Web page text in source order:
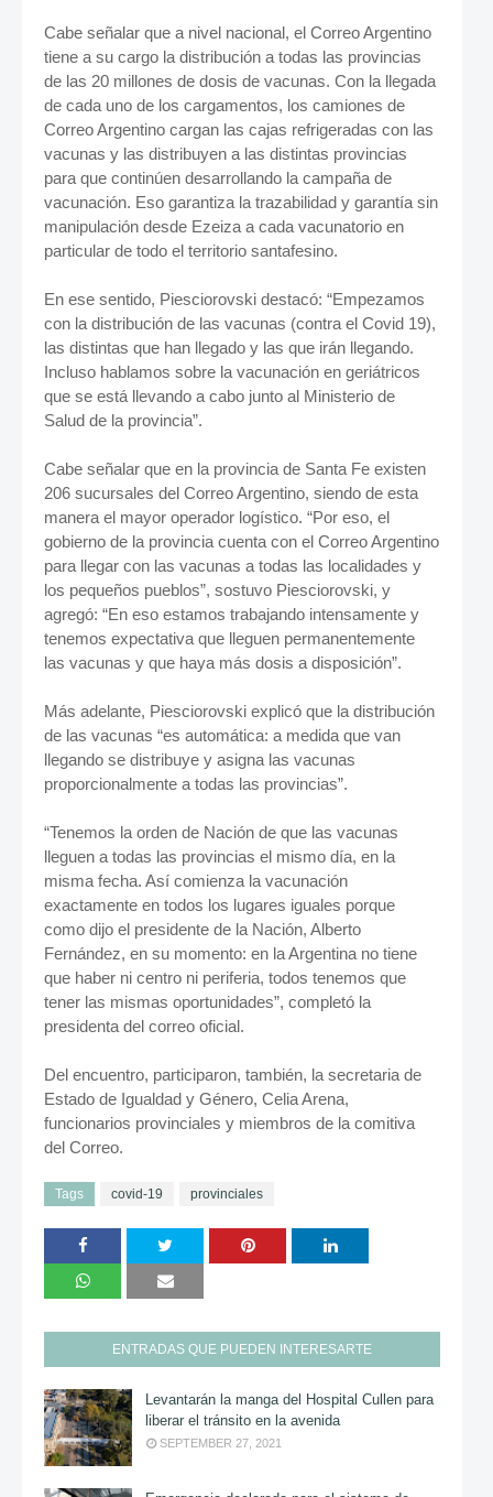
Cabe señalar que a nivel nacional, el Correo Argentino
tiene a su cargo la distribución a todas las provincias
de las 20 millones de dosis de vacunas. Con la llegada
de cada uno de los cargamentos, los camiones de
Correo Argentino cargan las cajas refrigeradas con las
vacunas y las distribuyen a las distintas provincias
para que continúen desarrollando la campaña de
vacunación. Eso garantiza la trazabilidad y garantía sin
manipulación desde Ezeiza a cada vacunatorio en
particular de todo el territorio santafesino.
En ese sentido, Piesciorovski destacó: “Empezamos
con la distribución de las vacunas (contra el Covid 19),
las distintas que han llegado y las que irán llegando.
Incluso hablamos sobre la vacunación en geriátricos
que se está llevando a cabo junto al Ministerio de
Salud de la provincia”.
Cabe señalar que en la provincia de Santa Fe existen
206 sucursales del Correo Argentino, siendo de esta
manera el mayor operador logístico. “Por eso, el
gobierno de la provincia cuenta con el Correo Argentino
para llegar con las vacunas a todas las localidades y
los pequeños pueblos”, sostuvo Piesciorovski, y
agregó: “En eso estamos trabajando intensamente y
tenemos expectativa que lleguen permanentemente
las vacunas y que haya más dosis a disposición”.
Más adelante, Piesciorovski explicó que la distribución
de las vacunas “es automática: a medida que van
llegando se distribuye y asigna las vacunas
proporcionalmente a todas las provincias”.
“Tenemos la orden de Nación de que las vacunas
lleguen a todas las provincias el mismo día, en la
misma fecha. Así comienza la vacunación
exactamente en todos los lugares iguales porque
como dijo el presidente de la Nación, Alberto
Fernández, en su momento: en la Argentina no tiene
que haber ni centro ni periferia, todos tenemos que
tener las mismas oportunidades”, completó la
presidenta del correo oficial.
Del encuentro, participaron, también, la secretaria de
Estado de Igualdad y Género, Celia Arena,
funcionarios provinciales y miembros de la comitiva
del Correo.
Tags covid-19 provinciales
ENTRADAS QUE PUEDEN INTERESARTE
Levantarán la manga del Hospital Cullen para
liberar el tránsito en la avenida
SEPTEMBER 27, 2021